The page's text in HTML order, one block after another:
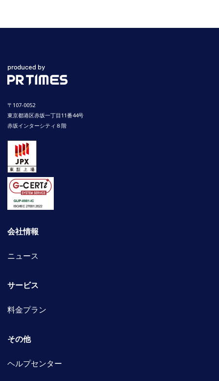
〒107-0052
東京都港区赤坂一丁目11番44号
赤坂インターシティ８階
会社情報
ニュース
サービス
料金プラン
その他
ヘルプセンター